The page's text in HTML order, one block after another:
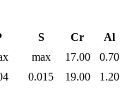
S Cr
Al
max 17.00
0.70
0.015 19.00
1.20